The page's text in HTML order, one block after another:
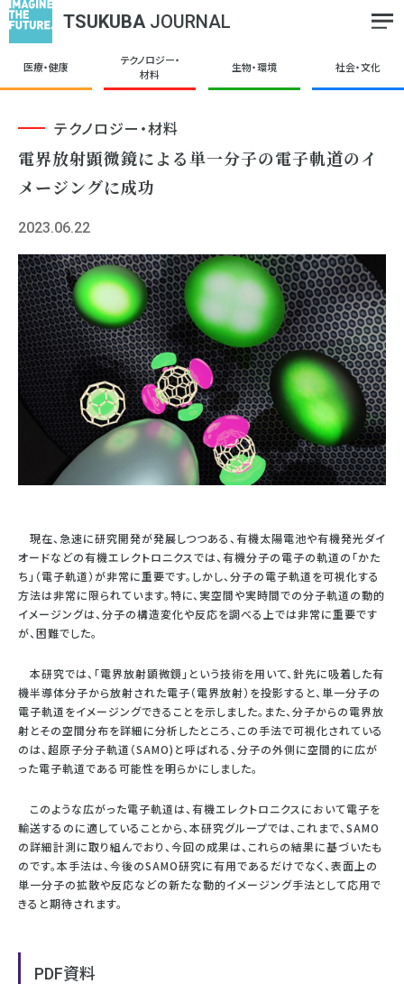
TSUKUBA JOURNAL
医療・健康
テクノロジー・
材料
生物・環境 社会・文化
テクノロジー・材料
電界放射顕微鏡による単一分子の電子軌道のイ
メージングに成功
2023.06.22
現在、急速に研究開発が発展しつつある、有機太陽電池や有機発光ダイ
オードなどの有機エレクトロニクスでは、有機分子の電子の軌道の「かた
ち」（電子軌道）が非常に重要です。しかし、分子の電子軌道を可視化する
方法は非常に限られています。特に、実空間や実時間での分子軌道の動的
イメージングは、分子の構造変化や反応を調べる上では非常に重要です
が、困難でした。
本研究では、「電界放射顕微鏡」という技術を用いて、針先に吸着した有
機半導体分子から放射された電子（電界放射）を投影すると、単一分子の
電子軌道をイメージングできることを示しました。また、分子からの電界放
射とその空間分布を詳細に分析したところ、この手法で可視化されている
のは、超原子分子軌道（SAMO)と呼ばれる、分子の外側に空間的に広が
った電子軌道である可能性を明らかにしました。
このような広がった電子軌道は、有機エレクトロニクスにおいて電子を
輸送するのに適していることから、本研究グループでは、これまで、SAMO
の詳細計測に取り組んでおり、今回の成果は、これらの結果に基づいたも
のです。本手法は、今後のSAMO研究に有用であるだけでなく、表面上の
単一分子の拡散や反応などの新たな動的イメージング手法として応用で
きると期待されます。
PDF資料